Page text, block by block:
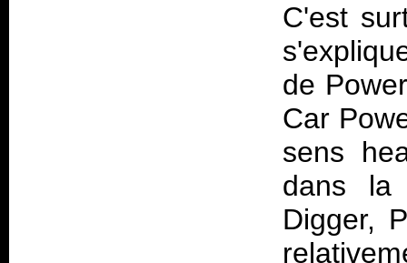
C'est
de
Car
sens
dans la
Digger,